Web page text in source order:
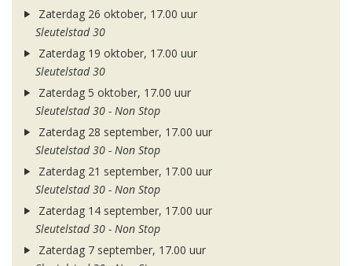
Zaterdag 26 oktober, 17.00 uur
Sleutelstad 30
Zaterdag 19 oktober, 17.00 uur
Sleutelstad 30
Zaterdag 5 oktober, 17.00 uur
Sleutelstad 30 - Non Stop
Zaterdag 28 september, 17.00 uur
Sleutelstad 30 - Non Stop
Zaterdag 21 september, 17.00 uur
Sleutelstad 30 - Non Stop
Zaterdag 14 september, 17.00 uur
Sleutelstad 30 - Non Stop
Zaterdag 7 september, 17.00 uur